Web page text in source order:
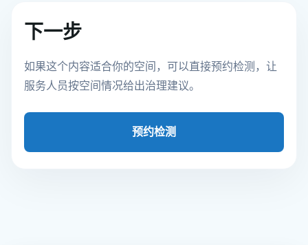
下一步
如果这个内容适合你的空间，可以直接预约检测，让
服务人员按空间情况给出治理建议。
预约检测